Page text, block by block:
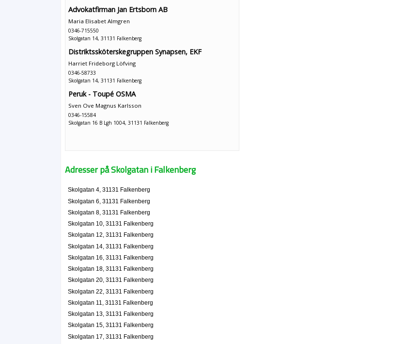
Advokatfirman Jan Ertsborn AB
Maria Elisabet Almgren
0346-715550
Skolgatan 14, 31131 Falkenberg
Distriktssköterskegruppen Synapsen, EKF
Harriet Frideborg Löfving
0346-58733
Skolgatan 14, 31131 Falkenberg
Peruk - Toupé OSMA
Sven Ove Magnus Karlsson
0346-15584
Skolgatan 16 B Lgh 1004, 31131 Falkenberg
Adresser på Skolgatan i Falkenberg
Skolgatan 4, 31131 Falkenberg
Skolgatan 6, 31131 Falkenberg
Skolgatan 8, 31131 Falkenberg
Skolgatan 10, 31131 Falkenberg
Skolgatan 12, 31131 Falkenberg
Skolgatan 14, 31131 Falkenberg
Skolgatan 16, 31131 Falkenberg
Skolgatan 18, 31131 Falkenberg
Skolgatan 20, 31131 Falkenberg
Skolgatan 22, 31131 Falkenberg
Skolgatan 11, 31131 Falkenberg
Skolgatan 13, 31131 Falkenberg
Skolgatan 15, 31131 Falkenberg
Skolgatan 17, 31131 Falkenberg